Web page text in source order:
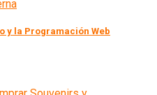
y la Programación Web